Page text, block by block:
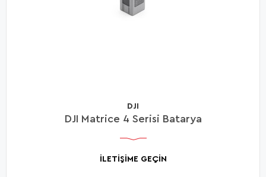
DJI
DJI Matrice 4 Serisi Batarya
İLETİŞİME GEÇİN